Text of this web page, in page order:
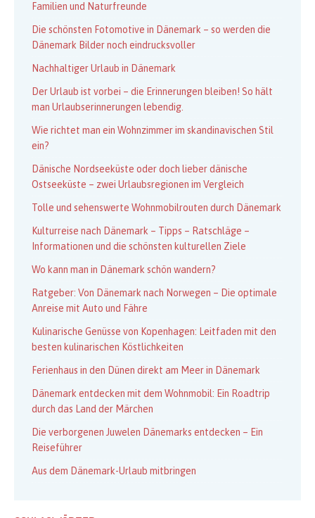
Familien und Naturfreunde
Die schönsten Fotomotive in Dänemark – so werden die
Dänemark Bilder noch eindrucksvoller
Nachhaltiger Urlaub in Dänemark
Der Urlaub ist vorbei – die Erinnerungen bleiben! So hält
man Urlaubserinnerungen lebendig.
Wie richtet man ein Wohnzimmer im skandinavischen Stil
ein?
Dänische Nordseeküste oder doch lieber dänische
Ostseeküste – zwei Urlaubsregionen im Vergleich
Tolle und sehenswerte Wohnmobilrouten durch Dänemark
Kulturreise nach Dänemark – Tipps – Ratschläge –
Informationen und die schönsten kulturellen Ziele
Wo kann man in Dänemark schön wandern?
Ratgeber: Von Dänemark nach Norwegen – Die optimale
Anreise mit Auto und Fähre
Kulinarische Genüsse von Kopenhagen: Leitfaden mit den
besten kulinarischen Köstlichkeiten
Ferienhaus in den Dünen direkt am Meer in Dänemark
Dänemark entdecken mit dem Wohnmobil: Ein Roadtrip
durch das Land der Märchen
Die verborgenen Juwelen Dänemarks entdecken – Ein
Reiseführer
Aus dem Dänemark-Urlaub mitbringen